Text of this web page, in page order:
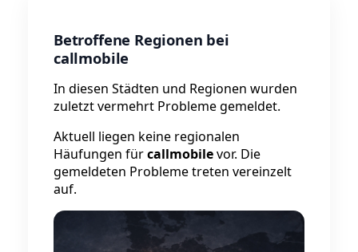
Betroffene Regionen bei
callmobile
In diesen Städten und Regionen wurden
zuletzt vermehrt Probleme gemeldet.
Aktuell liegen keine regionalen
Häufungen fürcallmobilevor. Die
gemeldeten Probleme treten vereinzelt
auf.